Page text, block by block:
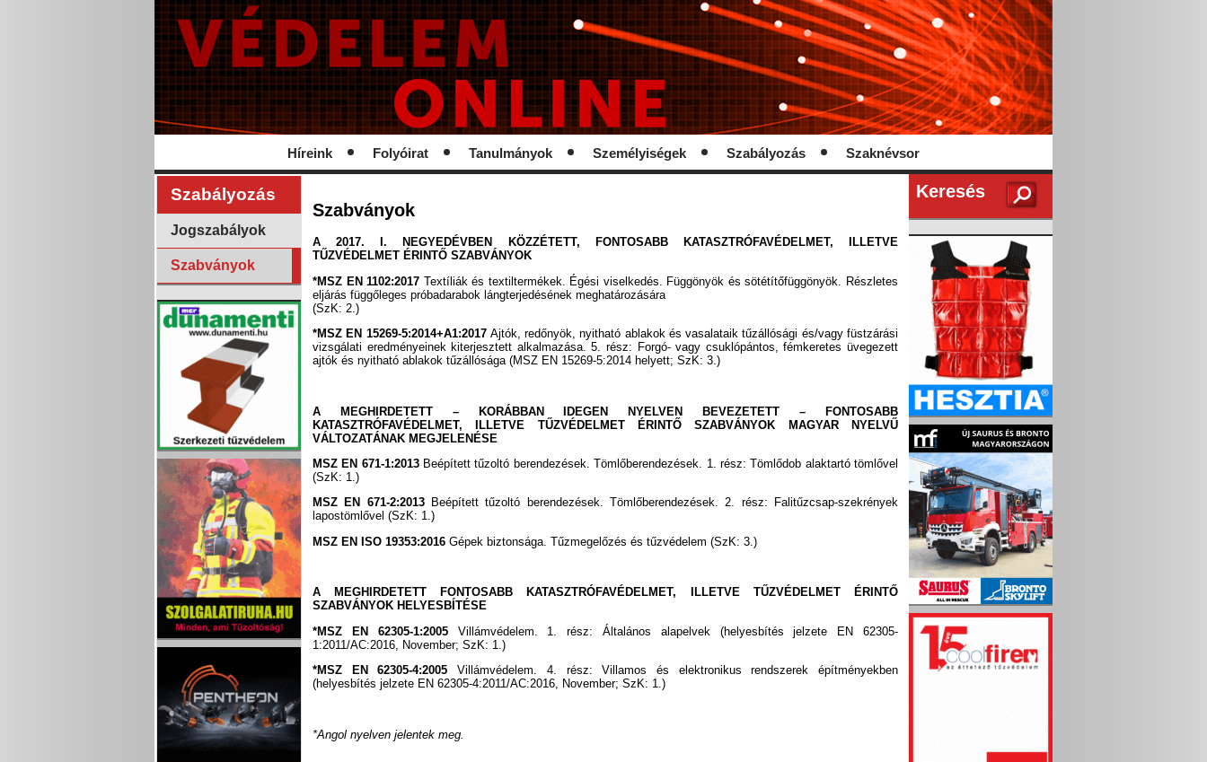
Híreink Folyóirat Tanulmányok Személyiségek Szabályozás Szaknévsor
Szabályozás
Jogszabályok
Szabványok
Szabványok
A 2017. I. NEGYEDÉVBEN KÖZZÉTETT, FONTOSABB KATASZTRÓFAVÉDELMET, ILLETVE
TŰZVÉDELMET ÉRINTŐ SZABVÁNYOK
*MSZ EN 1102:2017 Textíliák és textiltermékek. Égési viselkedés. Függönyök és sötétítőfüggönyök. Részletes
eljárás függőleges próbadarabok lángterjedésének meghatározására
(SzK: 2.)
*MSZ EN 15269-5:2014+A1:2017 Ajtók, redőnyök, nyitható ablakok és vasalataik tűzállósági és/vagy füstzárási
vizsgálati eredményeinek kiterjesztett alkalmazása. 5. rész: Forgó- vagy csuklópántos, fémkeretes üvegezett
ajtók és nyitható ablakok tűzállósága (MSZ EN 15269-5:2014 helyett; SzK: 3.)
A MEGHIRDETETT – KORÁBBAN IDEGEN NYELVEN BEVEZETETT – FONTOSABB
KATASZTRÓFAVÉDELMET, ILLETVE TŰZVÉDELMET ÉRINTŐ SZABVÁNYOK MAGYAR NYELVŰ
VÁLTOZATÁNAK MEGJELENÉSE
MSZ EN 671-1:2013 Beépített tűzoltó berendezések. Tömlőberendezések. 1. rész: Tömlődob alaktartó tömlővel
(SzK: 1.)
MSZ EN 671-2:2013Beépített tűzoltó berendezések. Tömlőberendezések. 2. rész: Falitűzcsap-szekrények
lapostömlővel (SzK: 1.)
MSZ EN ISO 19353:2016Gépek biztonsága. Tűzmegelőzés és tűzvédelem (SzK: 3.)
A MEGHIRDETETT FONTOSABB KATASZTRÓFAVÉDELMET, ILLETVE TŰZVÉDELMET ÉRINTŐ
SZABVÁNYOK HELYESBÍTÉSE
*MSZ EN 62305-1:2005 Villámvédelem. 1. rész: Általános alapelvek (helyesbítés jelzete EN 62305-
1:2011/AC:2016, November; SzK: 1.)
*MSZ EN 62305-4:2005Villámvédelem. 4. rész: Villamos és elektronikus rendszerek építményekben
(helyesbítés jelzete EN 62305-4:2011/AC:2016, November; SzK: 1.)
*Angol nyelven jelentek meg.
Keresés